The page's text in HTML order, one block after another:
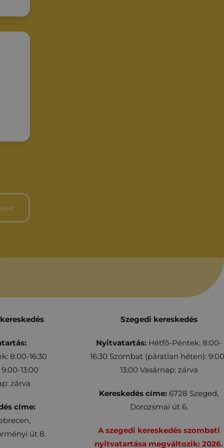
8:00-16:30
13:00
zárva
címe:
út 8.
Szegedi kereskedés
Nyitvatartás:Hétfő-Péntek: 8:00-
16:30 Szombat (páratlan héten):
13:00 Vasárnap: zárva
Kereskedés címe: 6728 Szeged,
Dorozsmai út 6.
A szegedi kereskedés szombati
nyitvatartása megváltozik: 2026.